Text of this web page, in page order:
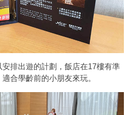
排出遊的計劃，飯店在17樓有準
合學齡前的小朋友來玩。